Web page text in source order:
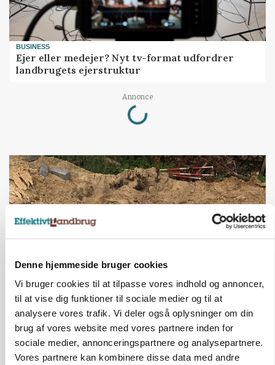
Denne hjemmeside bruger cookies
Vi bruger cookies til at tilpasse vores indhold og annoncer,
til at vise dig funktioner til sociale medier og til at
analysere vores trafik. Vi deler også oplysninger om din
brug af vores website med vores partnere inden for
sociale medier, annonceringspartnere og analysepartnere.
Vores partnere kan kombinere disse data med andre
BUSINESS
Ejer eller medejer? Nyt tv-format udfordrer
landbrugets ejerstruktur
Annonce
Loading...
Fra mark til mur: Byggeriet kan åbne nyt
marked for biokul
Annonce